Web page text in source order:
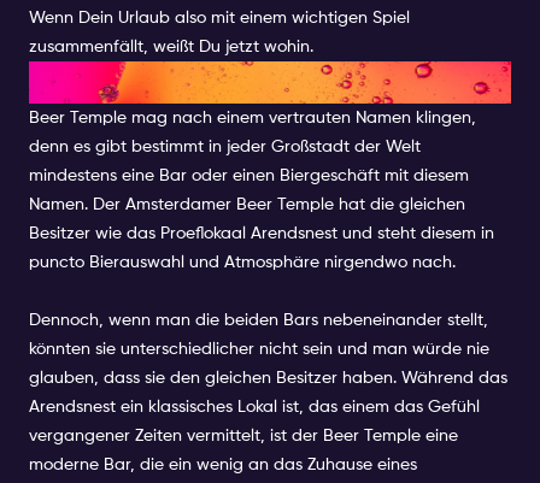
Wenn Dein Urlaub also mit einem wichtigen Spiel
zusammenfällt, weißt Du jetzt wohin.
BEER TEMPLE
Beer Temple mag nach einem vertrauten Namen klingen,
denn es gibt bestimmt in jeder Großstadt der Welt
mindestens eine Bar oder einen Biergeschäft mit diesem
Namen. Der Amsterdamer Beer Temple hat die gleichen
Besitzer wie das Proeflokaal Arendsnest und steht diesem in
puncto Bierauswahl und Atmosphäre nirgendwo nach.
Dennoch, wenn man die beiden Bars nebeneinander stellt,
könnten sie unterschiedlicher nicht sein und man würde nie
glauben, dass sie den gleichen Besitzer haben. Während das
Arendsnest ein klassisches Lokal ist, das einem das Gefühl
vergangener Zeiten vermittelt, ist der Beer Temple eine
moderne Bar, die ein wenig an das Zuhause eines